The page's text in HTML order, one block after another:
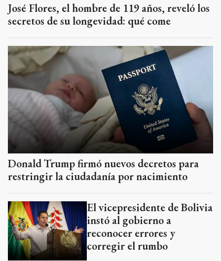
José Flores, el hombre de 119 años, reveló los
secretos de su longevidad: qué come
Donald Trump firmó nuevos decretos para
restringir la ciudadanía por nacimiento
El vicepresidente de Bolivia
instó al gobierno a
reconocer errores y
corregir el rumbo